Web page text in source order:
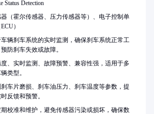
Status Detection
（霍尔传感器、压力传感器等）、电子控制单
）
车辆刹车系统的实时监测，确保刹车系统正常工
防刹车失效或故障。
、实时监测、故障预警、兼容性强，适用于多
类型。
刹车片磨损、刹车油压力、刹车温度等参数，提
反馈和预警。
期校准和维护，避免传感器污染或损坏，确保数